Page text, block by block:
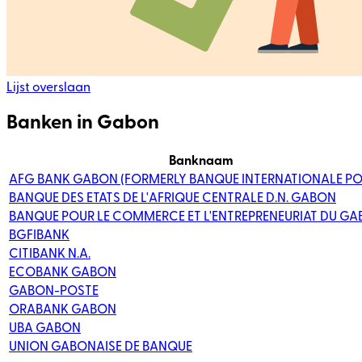
Lijst overslaan
Banken in Gabon
Banknaam
AFG BANK GABON (FORMERLY BANQUE INTERNATIONALE
BANQUE DES ETATS DE L'AFRIQUE CENTRALE D.N. GABON
BANQUE POUR LE COMMERCE ET L'ENTREPRENEURIAT DU
BGFIBANK
CITIBANK N.A.
ECOBANK GABON
GABON-POSTE
ORABANK GABON
UBA GABON
UNION GABONAISE DE BANQUE